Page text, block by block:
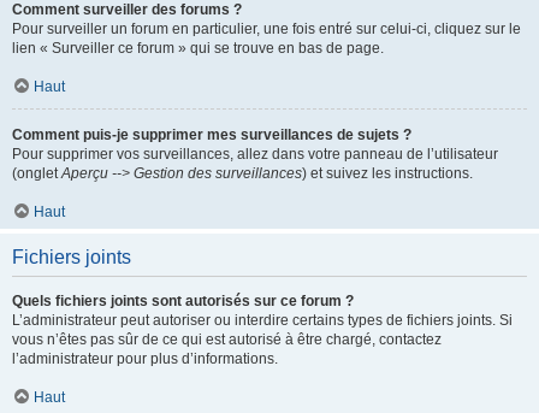
Comment surveiller des forums ?
Pour surveiller un forum en particulier, une fois entré sur celui-ci, cliquez sur le
lien « Surveiller ce forum » qui se trouve en bas de page.
Haut
Comment puis-je supprimer mes surveillances de sujets ?
Pour supprimer vos surveillances, allez dans votre panneau de l’utilisateur
(ongletAperçu --> Gestion des surveillances) et suivez les instructions.
Haut
Fichiers joints
Quels fichiers joints sont autorisés sur ce forum ?
L’administrateur peut autoriser ou interdire certains types de fichiers joints. Si
vous n’êtes pas sûr de ce qui est autorisé à être chargé, contactez
l’administrateur pour plus d’informations.
Haut